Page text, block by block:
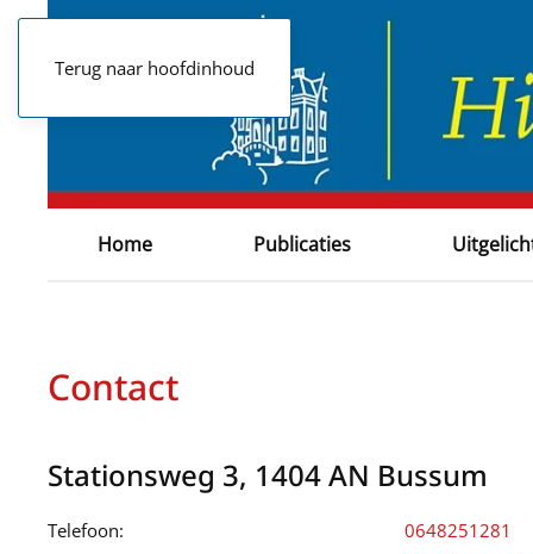
Terug naar hoofdinhoud
Home Publicaties
Contact
Stationsweg 3, 1404 AN Bussum
Telefoon:
0648251281